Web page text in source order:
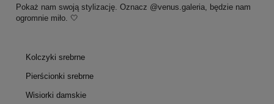
Pokaż nam swoją stylizację. Oznacz @venus.galeria, będzie nam
ogromnie miło. 🤍
Kolczyki srebrne
Pierścionki srebrne
Wisiorki damskie